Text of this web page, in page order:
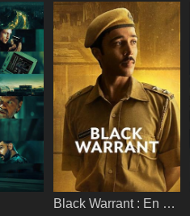
Black Warrant : En sursis